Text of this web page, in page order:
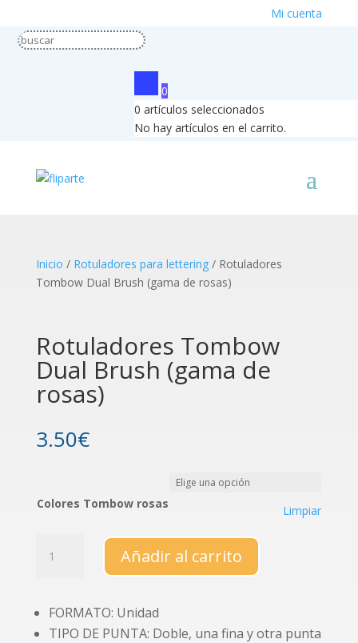
Mi cuenta
0
0 artículos seleccionados
No hay artículos en el carrito.
Inicio / Rotuladores para lettering/ Rotuladores
Tombow Dual Brush (gama de rosas)
Rotuladores Tombow
Dual Brush (gama de
rosas)
3.50€
Colores Tombow rosas Limpiar
Tombow
(gama
de
Añadir al carrito
FORMATO: Unidad
TIPO DE PUNTA: Doble, una fina y otra punta